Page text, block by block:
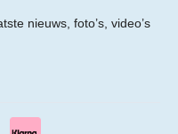
nieuws, foto’s, video’s